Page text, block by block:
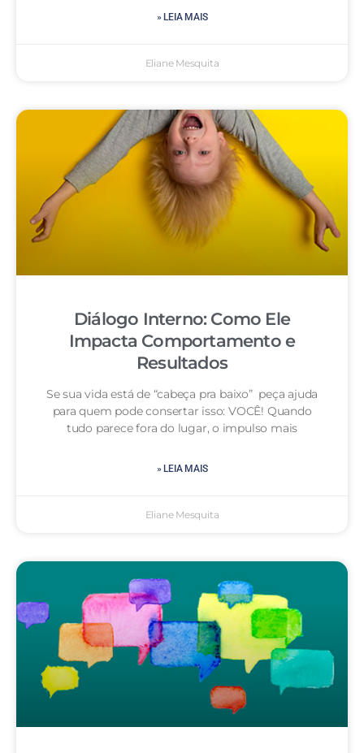
» LEIA MAIS
Eliane Mesquita
Diálogo Interno: Como Ele
Impacta Comportamento e
Resultados
Se sua vida está de “cabeça pra baixo” peça ajuda
para quem pode consertar isso: VOCÊ! Quando
tudo parece fora do lugar, o impulso mais
» LEIA MAIS
Eliane Mesquita